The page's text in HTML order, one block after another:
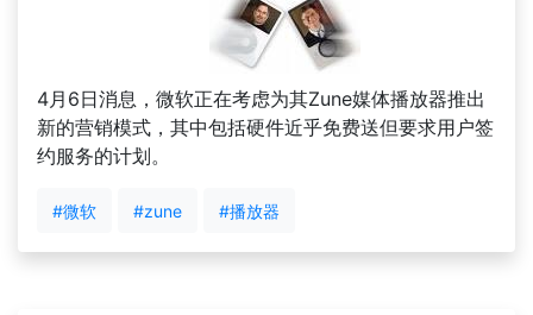
4月6日消息，微软正在考虑为其Zune媒体播放器推出
新的营销模式，其中包括硬件近乎免费送但要求用户签
约服务的计划。
#微软 #zune #播放器